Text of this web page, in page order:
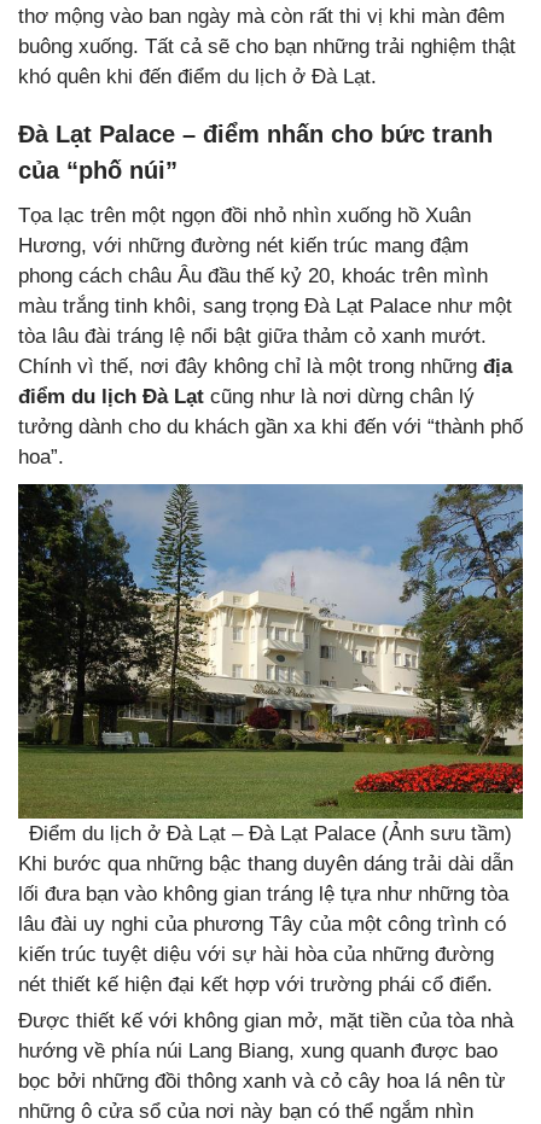
thơ mộng vào ban ngày mà còn rất thi vị khi màn đêm
buông xuống. Tất cả sẽ cho bạn những trải nghiệm thật
khó quên khi đến điểm du lịch ở Đà Lạt.
Đà Lạt Palace – điểm nhấn cho bức tranh
của “phố núi”
Tọa lạc trên một ngọn đồi nhỏ nhìn xuống hồ Xuân
Hương, với những đường nét kiến trúc mang đậm
phong cách châu Âu đầu thế kỷ 20, khoác trên mình
màu trắng tinh khôi, sang trọng Đà Lạt Palace như một
tòa lâu đài tráng lệ nổi bật giữa thảm cỏ xanh mướt.
Chính vì thế, nơi đây không chỉ là một trong những địa
điểm du lịch Đà Lạt cũng như là nơi dừng chân lý
tưởng dành cho du khách gần xa khi đến với “thành phố
hoa”.
Điểm du lịch ở Đà Lạt – Đà Lạt Palace (Ảnh sưu tầm)
Khi bước qua những bậc thang duyên dáng trải dài dẫn
lối đưa bạn vào không gian tráng lệ tựa như những tòa
lâu đài uy nghi của phương Tây của một công trình có
kiến trúc tuyệt diệu với sự hài hòa của những đường
nét thiết kế hiện đại kết hợp với trường phái cổ điển.
Được thiết kế với không gian mở, mặt tiền của tòa nhà
hướng về phía núi Lang Biang, xung quanh được bao
bọc bởi những đồi thông xanh và cỏ cây hoa lá nên từ
những ô cửa sổ của nơi này bạn có thể ngắm nhìn